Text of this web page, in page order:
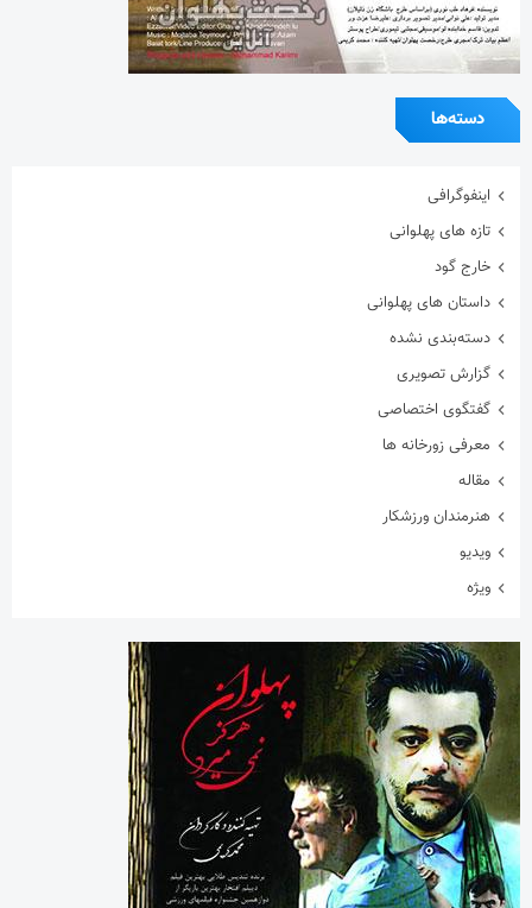
دسته‌ها
اینفوگرافی
تازه های پهلوانی
خارج گود
داستان های پهلوانی
دسته‌بندی نشده
گزارش تصویری
گفتگوی اختصاصی
معرفی زورخانه ها
مقاله
هنرمندان ورزشکار
ویدیو
ویژه